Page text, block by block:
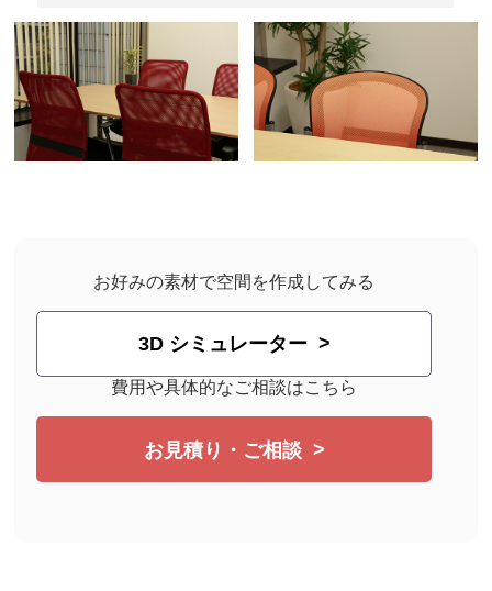
お好みの素材で空間を作成してみる
3D シミュレーター
費用や具体的なご相談はこちら
お見積り・ご相談